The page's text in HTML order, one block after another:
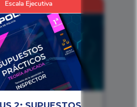
Escala Ejecutiva